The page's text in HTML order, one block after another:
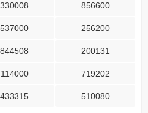
330008 856600
537000 256200
844508 200131
114000 719202
433315 510080